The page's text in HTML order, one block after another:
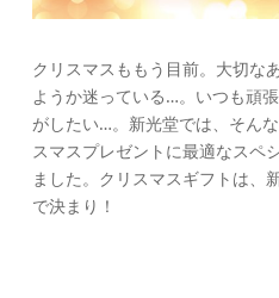
クリスマスももう目前。大切な
ようか迷っている…。いつも頑
がしたい…。新光堂では、そん
スマスプレゼントに最適なスペ
ました。クリスマスギフトは、
で決まり！